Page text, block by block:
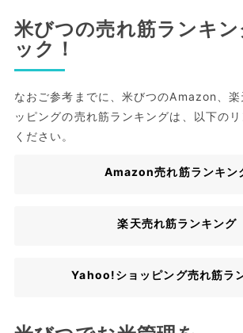
米びつの売れ筋ランキ
ック！
なおご参考までに、米びつのAmazon、
ッピングの売れ筋ランキングは、以下の
ください。
Amazon売れ筋ランキン
楽天売れ筋ランキング
Yahoo!ショッピング売れ筋ラ